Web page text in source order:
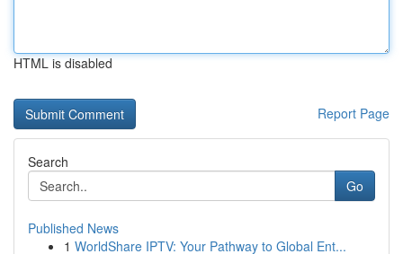
HTML is disabled
Report Page
Search
Go
Published News
1 WorldShare IPTV: Your Pathway to Global Ent...